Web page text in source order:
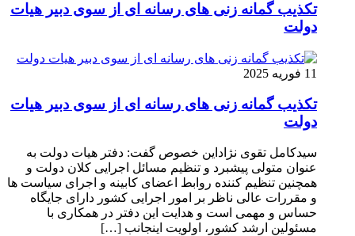
تکذیب گمانه زنی های رسانه ای از سوی دبیر هیات
دولت
11 فوریه 2025
تکذیب گمانه زنی های رسانه ای از سوی دبیر هیات
دولت
سیدکامل تقوی نژاداین خصوص گفت: دفتر هیات دولت به
عنوان متولی پیشبرد و تنظیم مسائل اجرایی کلان دولت و
همچنین تنظیم کننده روابط اعضای کابینه و اجرای سیاست ها
و مقررات عالی ناظر بر امور اجرایی کشور دارای جایگاه
حساس و مهمی است و هدایت این دفتر در همکاری با
مسئولین ارشد کشور، اولویت اینجانب […]